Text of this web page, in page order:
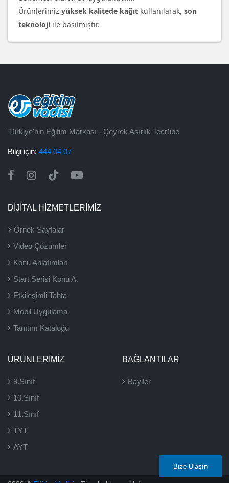
Ürünlerimiz yüksek kalitede kağıt kullanılarak, son
teknoloji ile basılmıştır.
Türkiye'nin Eğitim Markası - Çeyrek Asırlık Tecrübe
Bilgi için: 444 04 07
DİJİTAL HİZMETLERİMİZ
Örnek Sayfalar
Video Çözümler
Konu Anlatımları
Start Serisi Konu A.
Etkileşimli Tahta
Mobil Uygulama
Tanıtım Kataloğu
ÜRÜNLERIMIZ
9.Sınıf
10.Sınıf
11.Sınıf
TYT
AYT
BAĞLANTILAR
Bayiler
Bize Ulaşın